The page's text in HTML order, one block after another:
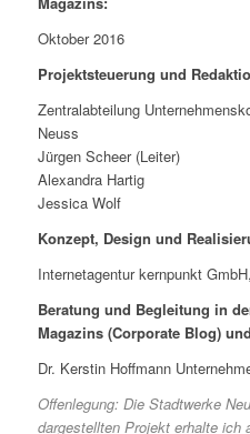
Oktober 2016
Projektsteuerung und
Zentralabteilung
Neuss
Jürgen Scheer (Leiter)
Alexandra Hartig
Jessica Wolf
Konzept, Design und
Internetagentur kernpunkt
Beratung und Begleitung in
Magazins (Corporate Blog)
Dr. Kerstin Hoffmann
Offenlegung: Die Stadtwerke
dargestellten Projekt erhalte ich